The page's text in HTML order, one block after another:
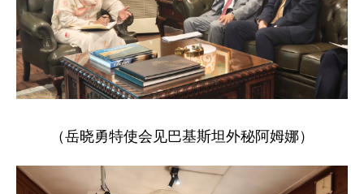
（岳晓勇特使会见巴基斯坦外秘阿姆娜）